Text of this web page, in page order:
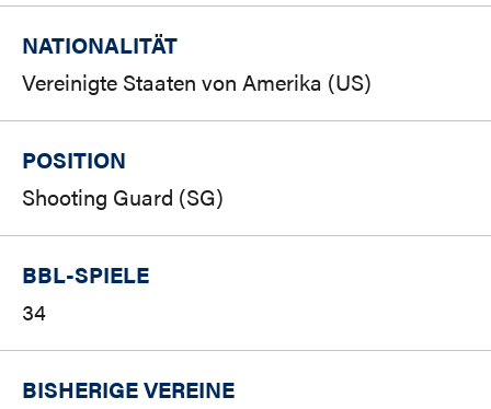
NATIONALITÄT
Vereinigte Staaten von Amerika (US)
POSITION
Shooting Guard (SG)
BBL-SPIELE
34
BISHERIGE VEREINE